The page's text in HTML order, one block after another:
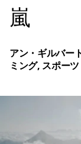
嵐
アン・ギルバー
ミング, スポーツ